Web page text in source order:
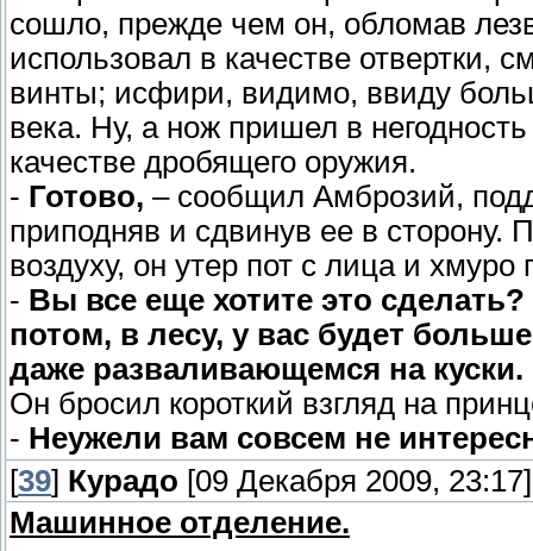
сошло, прежде чем он, обломав
использовал в качестве отвертки,
винты; исфири, видимо, ввиду
века. Ну, а нож пришел в
качестве дробящего оружия.
- Готово, – сообщил Амброзий,
приподняв и сдвинув ее в
воздуху, он утер пот с лица и
- Вы все еще хотите это
потом, в лесу, у вас будет
даже разваливающемся на куски.
Он бросил короткий взгляд на
- Неужели вам совсем не
[39] Курадо [09 Декабря 2009, 23:17]
Машинное отделение.